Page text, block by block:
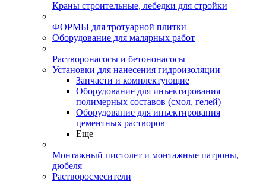
Краны строительные, лебедки для стройки
ФОРМЫ для тротуарной плитки
Оборудование для малярных работ
Растворонасосы и бетононасосы
Установки для нанесения гидроизоляции
Запчасти и комплектующие
Оборудование для инъектирования
полимерных составов (смол, гелей)
Оборудование для инъектирования
цементных растворов
Еще
Монтажный пистолет и монтажные патроны,
дюбеля
Растворосмесители